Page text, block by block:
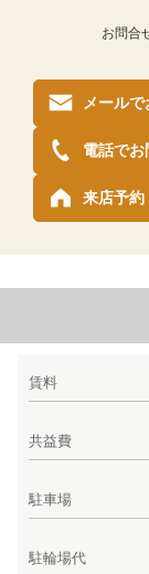
お問合
メール
来店予約
電話でお
賃料
共益費
駐車場
駐輪場代